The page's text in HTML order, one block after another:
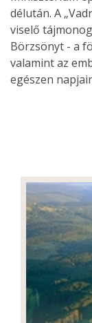
délután. A
viselő
Börzsönyt - a
valamint az
egészen